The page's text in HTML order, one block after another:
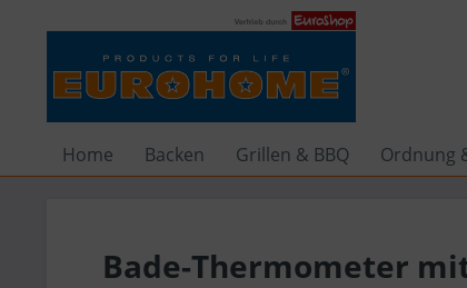
Home Backen Grillen & BBQ Ordnung
Bade-Thermometer